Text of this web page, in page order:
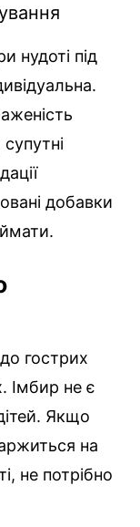
нудоті під
добавки
гострих
Імбир не є
Якщо
на
не потрібно